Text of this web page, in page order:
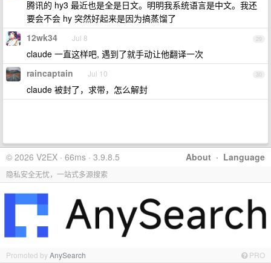
腾讯的 hy3 最近也是全是日文。明明我系统语言是中文。我还
要会不会 hy 突然好起来是因为搞蒸馏了
29
12wk34 Jul 8
claude 一直这样吧, 遇到了就手动让他翻译一次
30
raincaptain Jul 10
claude 被封了，求带，怎么解封
About · Language
© 2026 V2EX · 66ms · 3.9.8.5
隐私安全无忧，一站式多源搜索
Promoted byAnySearch PRO